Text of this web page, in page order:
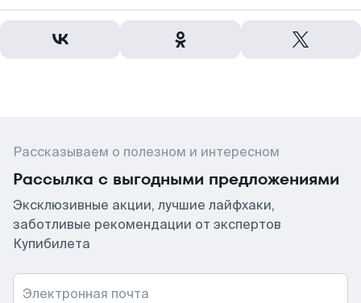
Рассказываем о полезном и интересном
Рассылка с выгодными предложениями
Эксклюзивные акции, лучшие лайфхаки,
заботливые рекомендации от экспертов
Купибилета
Электронная почта